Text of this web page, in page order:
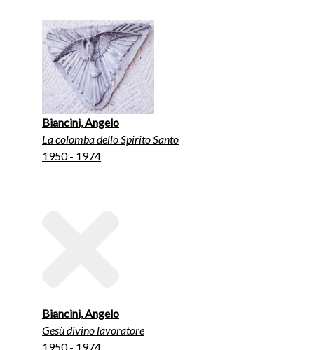
Biancini, Angelo
La colomba dello Spirito Santo
1950 - 1974
Biancini, Angelo
Gesù divino lavoratore
1950 - 1974